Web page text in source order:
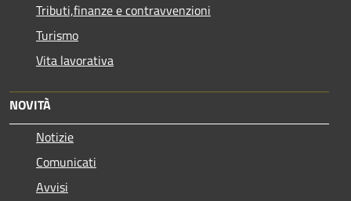
Tributi,finanze e contravvenzioni
Turismo
Vita lavorativa
NOVITÀ
Notizie
Comunicati
Avvisi